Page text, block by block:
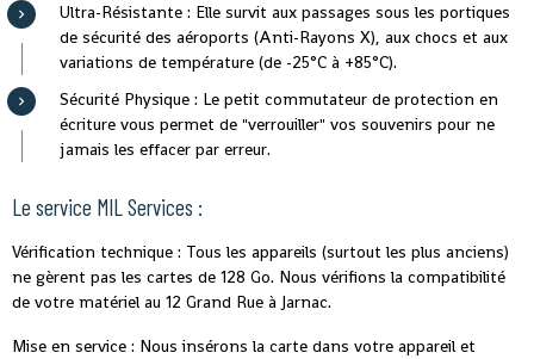
Ultra-Résistante : Elle survit aux passages sous les portiques
de sécurité des aéroports (Anti-Rayons X), aux chocs et aux
variations de température (de -25°C à +85°C).
Sécurité Physique : Le petit commutateur de protection en
écriture vous permet de "verrouiller" vos souvenirs pour ne
jamais les effacer par erreur.
Le service MIL Services :
Vérification technique : Tous les appareils (surtout les plus anciens)
ne gèrent pas les cartes de 128 Go. Nous vérifions la compatibilité
de votre matériel au 12 Grand Rue à Jarnac.
Mise en service : Nous insérons la carte dans votre appareil et